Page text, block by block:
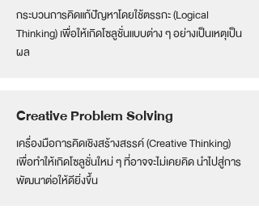
กระบวนการคิดแก้ปัญหาโดยใช้ตรรกะ (Logical
Thinking) เพื่อให้เกิดโซลูชั่นแบบต่าง ๆ อย่างเป็นเหตุเป็น
ผล
Creative Problem Solving
เครื่องมือการคิดเชิงสร้างสรรค์ (Creative Thinking)
เพื่อทำให้เกิดโซลูชั่นใหม่ ๆ ที่อาจจะไม่เคยคิด นำไปสู่การ
พัฒนาต่อให้ดียิ่งขึ้น